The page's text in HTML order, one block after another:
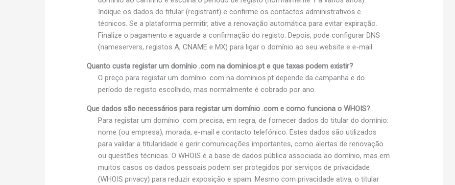
Indique os dados do titular (registrant) e confirme os contactos administrativos e
técnicos. Se a plataforma permitir, ative a renovação automática para evitar expiração.
Finalize o pagamento e aguarde a confirmação do registo. Depois, pode configurar DNS
(nameservers, registos A, CNAME e MX) para ligar o domínio ao seu website e e-mail.
Quanto custa registar um domínio .com na dominios.pt e que taxas podem existir?
O preço para registar um domínio .com na dominios.pt depende da campanha e do
período de registo escolhido, mas normalmente é cobrado por ano.
Que dados são necessários para registar um domínio .com e como funciona o WHOIS?
Para registar um domínio .com precisa, em regra, de fornecer dados do titular do domínio:
nome (ou empresa), morada, e-mail e contacto telefónico. Estes dados são utilizados
para validar a titularidade e gerir comunicações importantes, como alertas de renovação
ou questões técnicas. O WHOIS é a base de dados pública associada ao domínio, mas em
muitos casos os dados pessoais podem ser protegidos por serviços de privacidade
(WHOIS privacy) para reduzir exposição e spam. Mesmo com privacidade ativa, o titular